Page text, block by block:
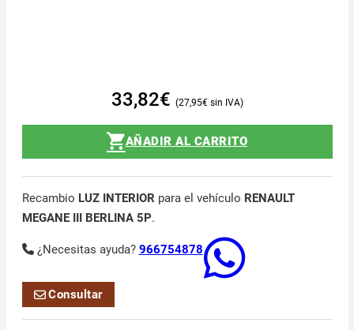
33,82€ 27,95€
AÑADIR AL CARRITO
Recambio LUZ INTERIOR para el vehículo RENAULT
MEGANE III BERLINA 5P.
¿Necesitas ayuda? 966754878
Consultar